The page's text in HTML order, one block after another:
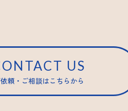
US
頼・ご相談はこちらから